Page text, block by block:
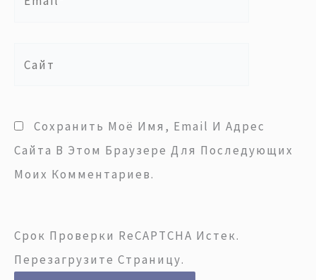
Сохранить Моё Имя, Email И Адрес
Сайта В Этом Браузере Для Последующих
Моих Комментариев.
Срок Проверки ReCAPTCHA Истек.
Перезагрузите Страницу.